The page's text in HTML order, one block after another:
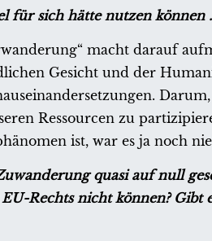
für sich hätte nutzen können
macht darauf
Gesicht und der
Ressourcen zu
ist, war es ja noch
quasi auf null
Rechts nicht können? Gibt